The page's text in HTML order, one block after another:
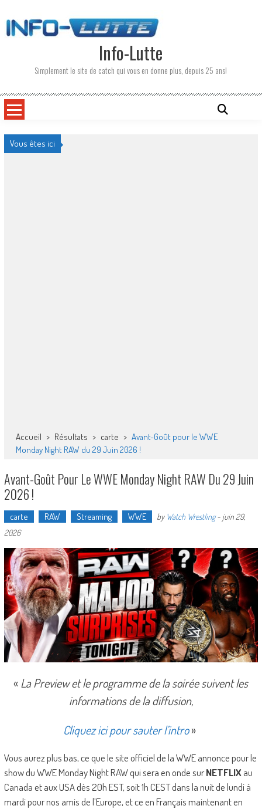
to
content
Info-Lutte
Simplement le site de catch qui vous en donne plus, depuis 25 ans!
Vous êtes ici
Accueil > Résultats > carte > Avant-Goût pour le WWE
Monday Night RAW du 29 Juin 2026 !
Avant-Goût Pour Le WWE Monday Night RAW Du 29 Juin
2026 !
carte RAW Streaming WWE by Watch Wrestling- juin 29,
2026
«La Preview et le programme de la soirée suivent les
informations de la diffusion,
Cliquez ici pour sauter l’intro»
Vous aurez plus bas, ce que le site officiel de la WWE annonce pour le
show du WWE Monday Night RAW qui sera en onde surNETFLIX au
Canada et aux USA dès 20h EST, soit 1h CEST dans la nuit de lundi à
mardi pour nos amis de l’Europe, et ce en Français maintenant en